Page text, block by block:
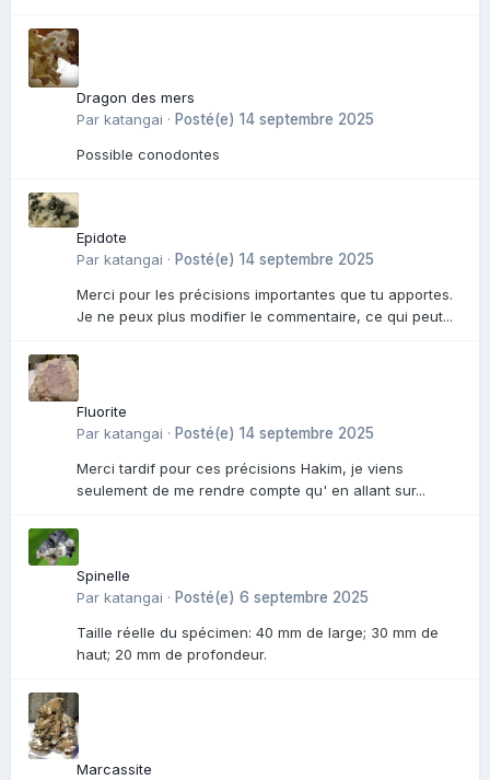
Dragon des mers
Par katangai · Posté(e) 14 septembre 2025
Possible conodontes
Epidote
Par katangai · Posté(e) 14 septembre 2025
Merci pour les précisions importantes que tu apportes.
Je ne peux plus modifier le commentaire, ce qui peut...
Fluorite
Par katangai · Posté(e) 14 septembre 2025
Merci tardif pour ces précisions Hakim, je viens
seulement de me rendre compte qu' en allant sur...
Spinelle
Par katangai · Posté(e) 6 septembre 2025
Taille réelle du spécimen: 40 mm de large; 30 mm de
haut; 20 mm de profondeur.
Marcassite